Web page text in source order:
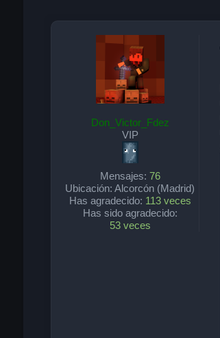
Don_Victor_Fdez
VIP
Mensajes: 76
Ubicación: Alcorcón (Madrid)
Has agradecido: 113 veces
Has sido agradecido:
53 veces